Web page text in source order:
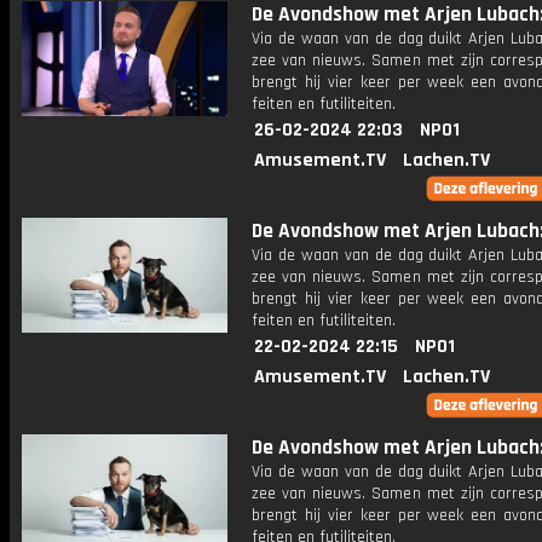
De Avondshow met Arjen
Via de waan van de dag duikt Arjen
zee van nieuws. Samen met zijn
brengt hij vier keer per week een
feiten en futiliteiten.
26-02-2024 22:03
NPO1
Amusement.TV
Lachen.TV
De Avondshow met Arjen
Via de waan van de dag duikt Arjen
zee van nieuws. Samen met zijn
brengt hij vier keer per week een
feiten en futiliteiten.
22-02-2024 22:15
NPO1
Amusement.TV
Lachen.TV
De Avondshow met Arjen
Via de waan van de dag duikt Arjen
zee van nieuws. Samen met zijn
brengt hij vier keer per week een
feiten en futiliteiten.